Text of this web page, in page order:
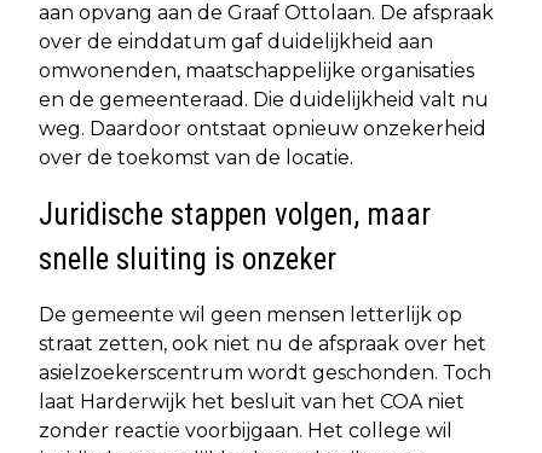
aan opvang aan de Graaf Ottolaan. De afspraak
over de einddatum gaf duidelijkheid aan
omwonenden, maatschappelijke organisaties
en de gemeenteraad. Die duidelijkheid valt nu
weg. Daardoor ontstaat opnieuw onzekerheid
over de toekomst van de locatie.
Juridische stappen volgen, maar
snelle sluiting is onzeker
De gemeente wil geen mensen letterlijk op
straat zetten, ook niet nu de afspraak over het
asielzoekerscentrum wordt geschonden. Toch
laat Harderwijk het besluit van het COA niet
zonder reactie voorbijgaan. Het college wil